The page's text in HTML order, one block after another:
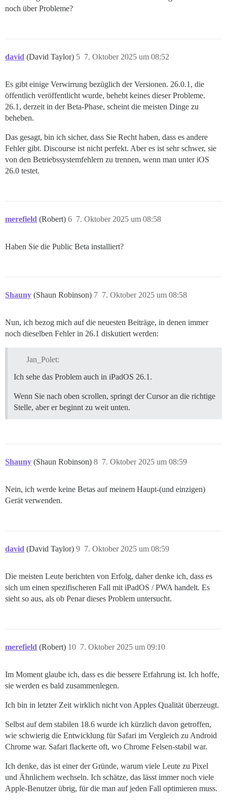
noch über Probleme?
david (David Taylor) 7. Oktober 2025 um 08:52
5
Es gibt einige Verwirrung bezüglich der Versionen. 26.0.1, die
öffentlich veröffentlicht wurde, behebt keines dieser Probleme.
26.1, derzeit in der Beta-Phase, scheint die meisten Dinge zu
beheben.
Das gesagt, bin ich sicher, dass Sie Recht haben, dass es andere
Fehler gibt. Discourse ist nicht perfekt. Aber es ist sehr schwer, sie
von den Betriebssystemfehlern zu trennen, wenn man unter iOS
26.0 testet.
merefield (Robert) 7. Oktober 2025 um 08:58
6
Haben Sie die Public Beta installiert?
Shauny (Shaun Robinson) 7. Oktober 2025 um 08:58
7
Nun, ich bezog mich auf die neuesten Beiträge, in denen immer
noch dieselben Fehler in 26.1 diskutiert werden:
Jan_Polet:
Ich sehe das Problem auch in iPadOS 26.1.
Wenn Sie nach oben scrollen, springt der Cursor an die richtige
Stelle, aber er beginnt zu weit unten.
Shauny (Shaun Robinson) 7. Oktober 2025 um 08:59
8
Nein, ich werde keine Betas auf meinem Haupt-(und einzigen)
Gerät verwenden.
david (David Taylor) 7. Oktober 2025 um 08:59
9
Die meisten Leute berichten von Erfolg, daher denke ich, dass es
sich um einen spezifischeren Fall mit iPadOS / PWA handelt. Es
sieht so aus, als ob Penar dieses Problem untersucht.
merefield (Robert) 7. Oktober 2025 um 09:10
10
Im Moment glaube ich, dass es die bessere Erfahrung ist. Ich hoffe,
sie werden es bald zusammenlegen.
Ich bin in letzter Zeit wirklich nicht von Apples Qualität überzeugt.
Selbst auf dem stabilen 18.6 wurde ich kürzlich davon getroffen,
wie schwierig die Entwicklung für Safari im Vergleich zu Android
Chrome war. Safari flackerte oft, wo Chrome Felsen-stabil war.
Ich denke, das ist einer der Gründe, warum viele Leute zu Pixel
und Ähnlichem wechseln. Ich schätze, das lässt immer noch viele
Apple-Benutzer übrig, für die man auf jeden Fall optimieren muss.